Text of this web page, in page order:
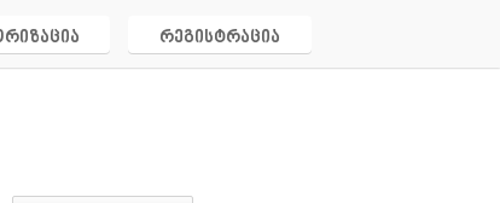
რეგისტრაცია